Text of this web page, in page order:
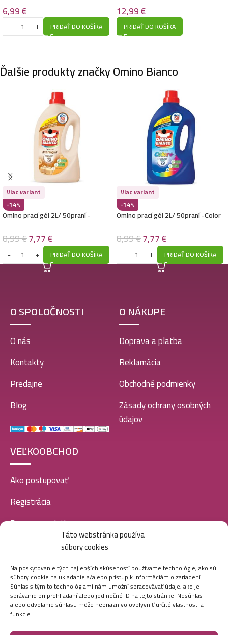
Táto webstránka používa
súbory cookies
Na poskytovanie tých najlepších skúseností používame technológie, ako sú
súbory cookie na ukladanie a/alebo prístup k informáciám o zariadení.
Súhlas s týmito technológiami nám umožní spracovávať údaje, ako je
správanie pri prehliadaní alebo jedinečné ID na tejto stránke. Nesúhlas
alebo odvolanie súhlasu môže nepriaznivo ovplyvniť určité vlastnosti a
funkcie.
6,99€
PRIDAŤ DO KOŠÍKA
12,99€
PRIDAŤ DO KOŠÍKA
Ďalšie produkty značky Omino Bianco
-14%
Viac variant
Omino prací gél 2L/ 50praní -
8,99€7,77€
PRIDAŤ DO KOŠÍKA
-14%
Viac variant
Omino prací gél 2L/ 50praní -Color
8,99€7,77€
PRIDAŤ DO KOŠÍKA
O SPOLOČNOSTI
O nás
Kontakty
Predajne
Blog
O NÁKUPE
Doprava a platba
Reklamácia
Obchodné podmienky
Zásady ochrany osobných
údajov
VEĽKOOBCHOD
Ako postupovať
Registrácia
Doprava a platba
SOCIÁLNE SIETE